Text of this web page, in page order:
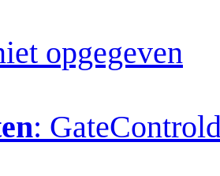
opgegeven
: